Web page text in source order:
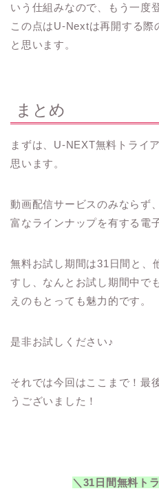
いう仕組みなので、もう一度
この点はU-Nextは再開する際
と思います。
まとめ
まずは、U-NEXT無料トライ
思います。
動画配信サービスのみならず
富なラインナップを有する電
無料お試し期間は31日間と、
すし、なんとお試し期間中で
えのもとっても魅力的です。
是非お試しください♪
それでは今回はここまで！最
うございました！
＼31日間無料ト